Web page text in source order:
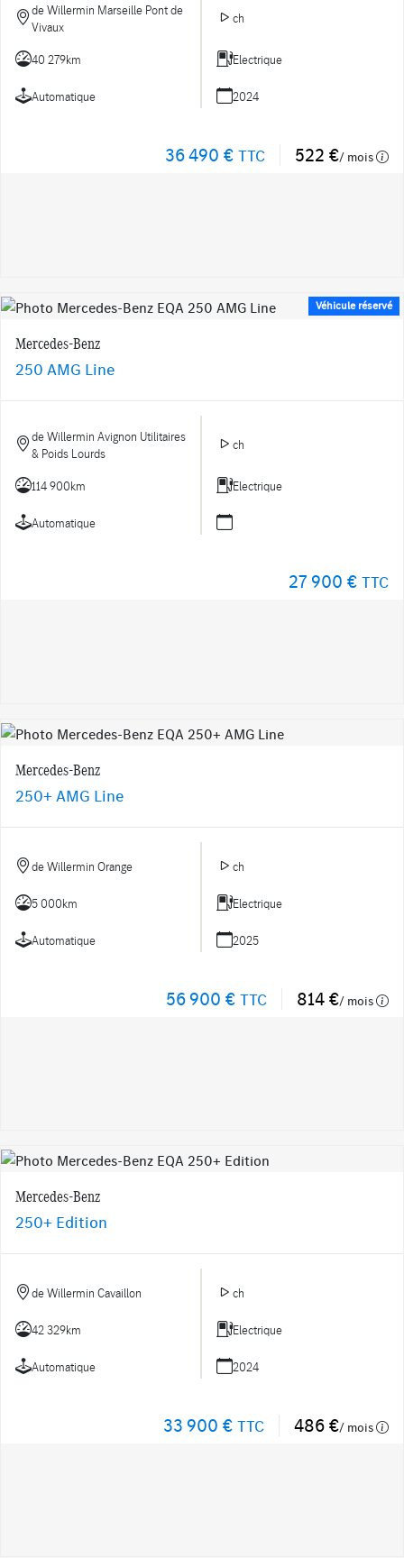
de Willermin Marseille Pont de
Vivaux
ch
40 279km Electrique
Automatique 2024
36 490 € TTC 522 €/ mois
Véhicule réservé
Mercedes-Benz
250 AMG Line
de Willermin Avignon Utilitaires
& Poids Lourds
ch
114 900km Electrique
Automatique
27 900 € TTC
Mercedes-Benz
250+ AMG Line
de Willermin Orange ch
5 000km Electrique
Automatique 2025
56 900 € TTC 814 €/ mois
Mercedes-Benz
250+ Edition
de Willermin Cavaillon ch
42 329km Electrique
Automatique 2024
33 900 € TTC 486 €/ mois